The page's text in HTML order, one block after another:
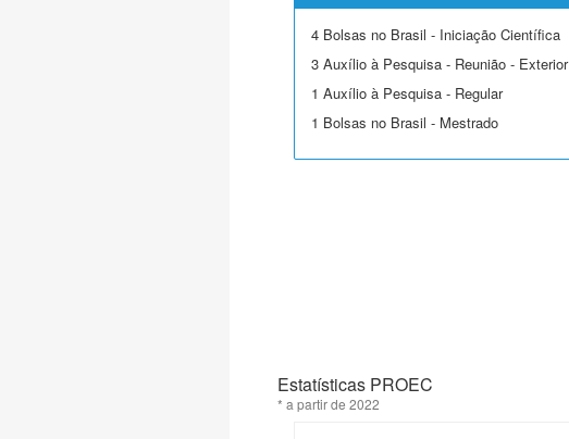
4 Bolsas no Brasil - Iniciação Científica
3 Auxílio à Pesquisa - Reunião - Exterior
1 Auxílio à Pesquisa - Regular
1 Bolsas no Brasil - Mestrado
Estatísticas PROEC
* a partir de 2022